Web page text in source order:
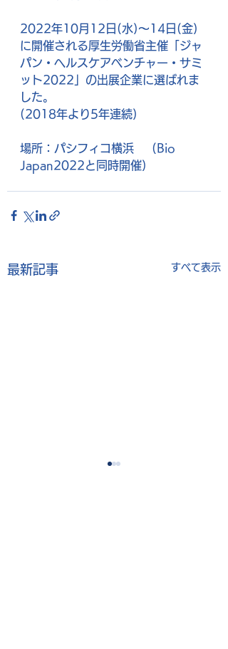
2022年10月12日(水)～14日(金)
に開催される厚生労働省主催「ジャ
パン・ヘルスケアベンチャー・サミ
ット2022」の出展企業に選ばれま
した。
(2018年より5年連続)
場所：パシフィコ横浜     (Bio
Japan2022と同時開催)
最新記事 すべて表示